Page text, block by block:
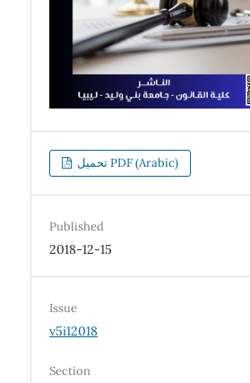
تحميل PDF (Arabic)
Published
2018-12-15
Issue
v5i12018
Section